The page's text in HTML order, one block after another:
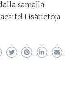
samalla
Lisätietoja